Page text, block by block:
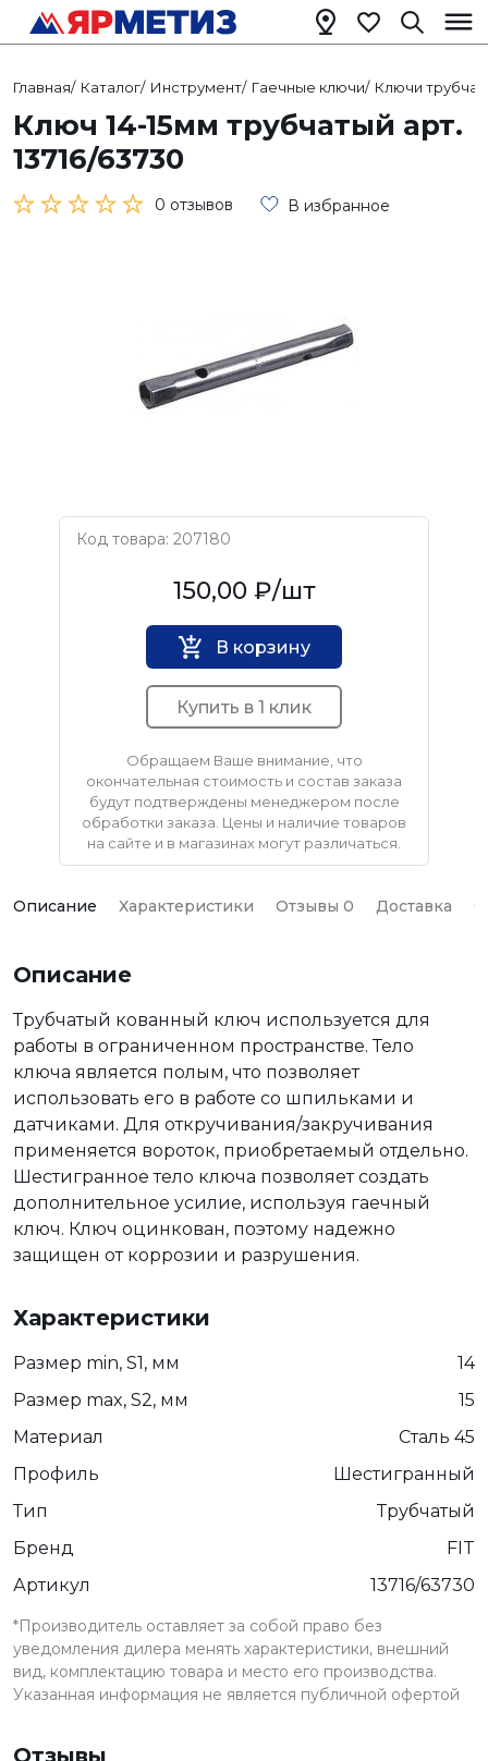
Главная/ Каталог/ Инструмент/ Гаечные ключи/ Ключи
Ключ 14-15мм трубчатый арт.
13716/63730
0 отзывов В избранное
Код товара: 207180
150,00 ₽/шт
В корзину
Купить в 1 клик
Обращаем Ваше внимание, что
окончательная стоимость и состав заказа
будут подтверждены менеджером после
обработки заказа. Цены и наличие товаров
на сайте и в магазинах могут различаться.
Описание Характеристики Отзывы 0 Доставка
Описание
Трубчатый кованный ключ используется для
работы в ограниченном пространстве. Тело
ключа является полым, что позволяет
использовать его в работе со шпильками и
датчиками. Для откручивания/закручивания
применяется вороток, приобретаемый отдельно.
Шестигранное тело ключа позволяет создать
дополнительное усилие, используя гаечный
ключ. Ключ оцинкован, поэтому надежно
защищен от коррозии и разрушения.
Характеристики
Размер min, S1, мм
14
Размер max, S2, мм
15
Материал
Сталь 45
Профиль
Шестигранный
Тип
Трубчатый
Бренд
FIT
Артикул
13716/63730
*Производитель оставляет за собой право без
уведомления дилера менять характеристики, внешний
вид, комплектацию товара и место его производства.
Указанная информация не является публичной офертой
Отзывы